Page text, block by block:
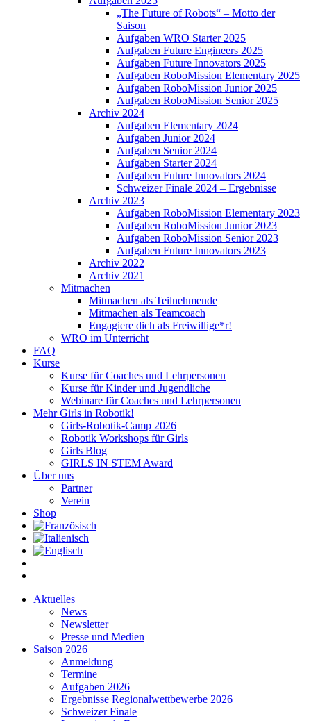
„The Future of Robots“ – Motto der
Saison
Aufgaben WRO Starter 2025
Aufgaben Future Engineers 2025
Aufgaben Future Innovators 2025
Aufgaben RoboMission Elementary 2025
Aufgaben RoboMission Junior 2025
Aufgaben RoboMission Senior 2025
Archiv 2024
Aufgaben Elementary 2024
Aufgaben Junior 2024
Aufgaben Senior 2024
Aufgaben Starter 2024
Aufgaben Future Innovators 2024
Schweizer Finale 2024 – Ergebnisse
Archiv 2023
Aufgaben RoboMission Elementary 2023
Aufgaben RoboMission Junior 2023
Aufgaben RoboMission Senior 2023
Aufgaben Future Innovators 2023
Archiv 2022
Archiv 2021
Mitmachen
Mitmachen als Teilnehmende
Mitmachen als Teamcoach
Engagiere dich als Freiwillige*r!
WRO im Unterricht
FAQ
Kurse
Kurse für Coaches und Lehrpersonen
Kurse für Kinder und Jugendliche
Webinare für Coaches und Lehrpersonen
Mehr Girls in Robotik!
Girls-Robotik-Camp 2026
Robotik Workshops für Girls
Girls Blog
GIRLS IN STEM Award
Über uns
Partner
Verein
Shop
Aktuelles
News
Newsletter
Presse und Medien
Saison 2026
Anmeldung
Termine
Aufgaben 2026
Ergebnisse Regionalwettbewerbe 2026
Schweizer Finale